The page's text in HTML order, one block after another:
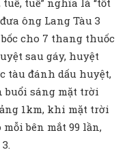
ông Lang Tàu 3
cho 7 thang thuốc
sau gáy, huyệt
tàu đánh dấu huyệt,
buổi sáng mặt trời
1km, khi mặt trời
bên mắt 99 lần,